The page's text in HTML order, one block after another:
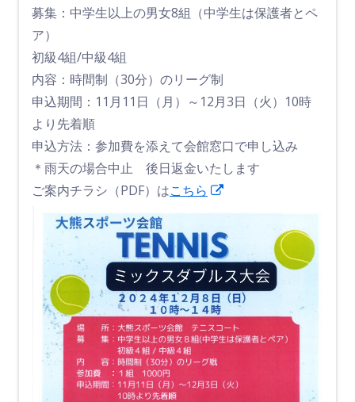
募集：中学生以上の男女8組（中学生は保護者とペ
ア）
初級4組/中級4組
内容：時間制（30分）のリーグ制
申込期間：11月11日（月）～12月3日（火）10時
より先着順
申込方法：参加費を添えて会館窓口で申し込み
＊雨天の場合中止 後日返金いたします
ご案内チラシ（PDF）はこちら
し
い
ウ
ィ
ン
ド
ウ
開